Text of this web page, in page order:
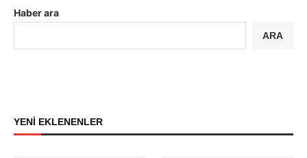
Haber ara
ARA
YENİ EKLENENLER